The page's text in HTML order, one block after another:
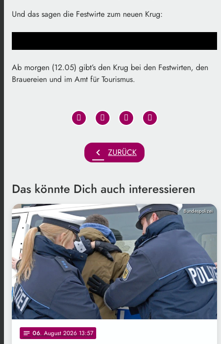
Und das sagen die Festwirte zum neuen Krug:
Ab morgen (12.05) gibt’s den Krug bei den Festwirten, den
Brauereien und im Amt für Tourismus.
chevron_left ZURÜCK
Das könnte Dich auch interessieren
Bundespolizei
notes 06. August 2026 13:57